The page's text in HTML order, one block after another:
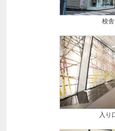
校舎
入り